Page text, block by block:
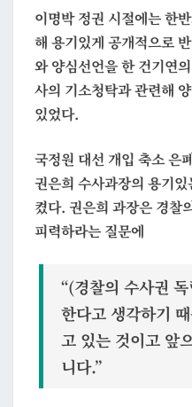
이명박 정권 시절에는 한
해 용기있게 공개적으로
와 양심선언을 한 건기연
사의 기소청탁과 관련해
있었다.
국정원 대선 개입 축소 은
권은희 수사과장의 용기
켰다. 권은희 과장은 경찰
피력하라는 질문에
“(경찰의 수사권
한다고 생각하기
고 있는 것이고 앞
니다.”